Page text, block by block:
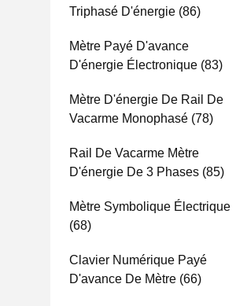
Triphasé D'énergie (86)
Mètre Payé D'avance
D'énergie Électronique (83)
Mètre D'énergie De Rail De
Vacarme Monophasé (78)
Rail De Vacarme Mètre
D'énergie De 3 Phases (85)
Mètre Symbolique Électrique
(68)
Clavier Numérique Payé
D'avance De Mètre (66)